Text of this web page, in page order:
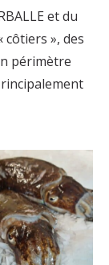
et du
côtiers », des
périmètre